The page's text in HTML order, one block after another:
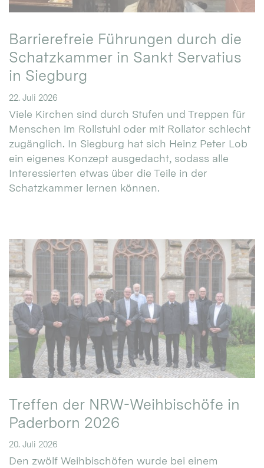
Barrierefreie Führungen durch die
Schatzkammer in Sankt Servatius
in Siegburg
22. Juli 2026
Viele Kirchen sind durch Stufen und Treppen für
Menschen im Rollstuhl oder mit Rollator schlecht
zugänglich. In Siegburg hat sich Heinz Peter Lob
ein eigenes Konzept ausgedacht, sodass alle
Interessierten etwas über die Teile in der
Schatzkammer lernen können.
Treffen der NRW-Weihbischöfe in
Paderborn 2026
20. Juli 2026
Den zwölf Weihbischöfen wurde bei einem